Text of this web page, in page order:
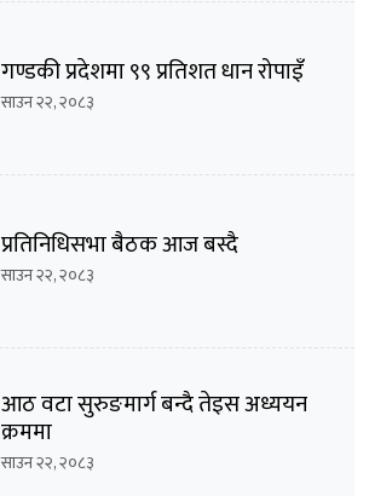
गण्डकी प्रदेशमा ९९ प्रतिशत धान रोपाइँ
साउन २२, २०८३
प्रतिनिधिसभा बैठक आज बस्दै
साउन २२, २०८३
आठ वटा सुरुङमार्ग बन्दै तेइस अध्ययन
क्रममा
साउन २२, २०८३